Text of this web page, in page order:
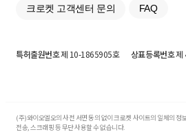
크로켓 고객센터 문의 FAQ
특허출원번호제 10-1865905호 상표등록번호제
(주)와이오엘오의 사전 서면 동의 없이 크로켓 사이트의 일체의 정
전송, 스크래핑 등 무단 사용할 수 없습니다.